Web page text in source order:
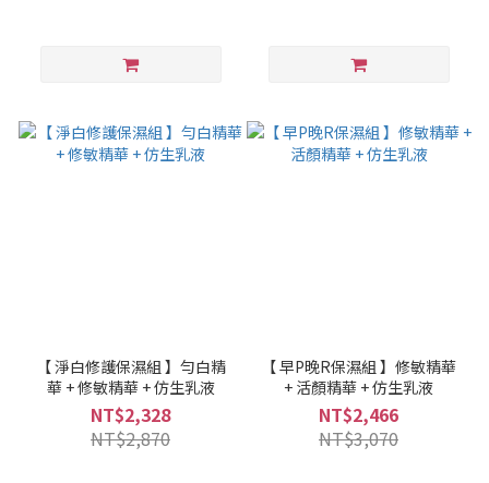
【 淨白修護保濕組 】勻白精
華 + 修敏精華 + 仿生乳液
NT$2,328
NT$2,870
【 早P晚R保濕組 】修敏精華
+ 活顏精華 + 仿生乳液
NT$2,466
NT$3,070